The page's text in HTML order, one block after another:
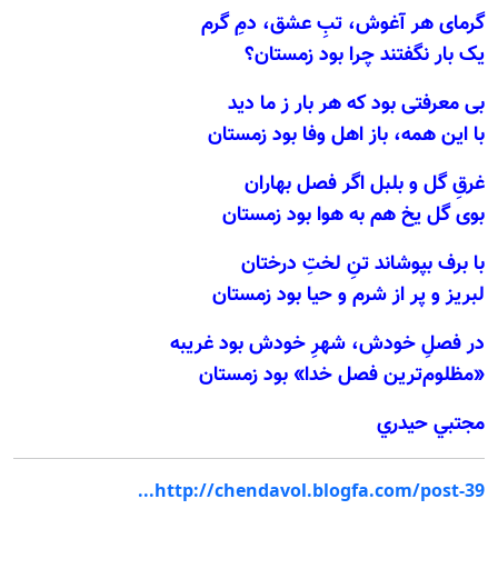
گرمای هر آغوش، تبِ عشق، دمِ گرم
یک بار نگفتند چرا بود زمستان؟
بی معرفتی بود که هر بار ز ما دید
با این همه، باز اهل وفا بود زمستان
غرقِ گل و بلبل اگر فصل بهاران
بوی گل یخ هم به هوا بود زمستان
با برف بپوشاند تنِ لختِ درختان
لبریز و پر از شرم و حیا بود زمستان
در فصلِ خودش، شهرِ خودش بود غریبه
«مظلوم‌ترین فصل خدا» بود زمستان
مجتبي حيدري
http://chendavol.blogfa.com/post-39...